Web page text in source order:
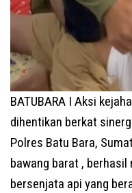
BATUBARA I Aksi
dihentikan berkat
Polres Batu Bara,
bawang barat ,
bersenjata api yang